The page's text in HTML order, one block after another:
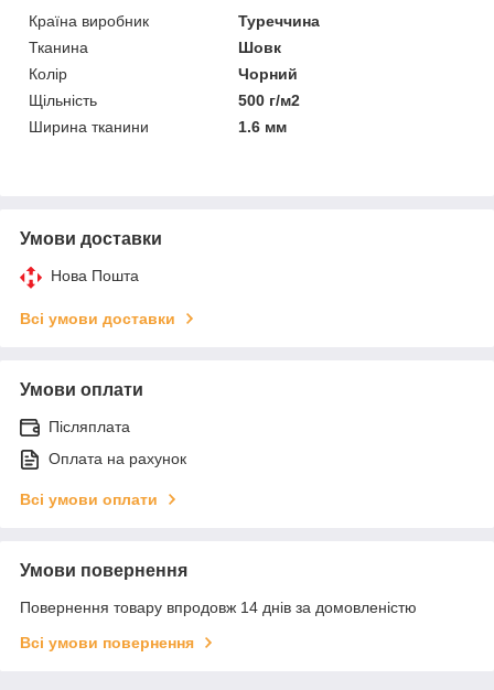
Країна виробник
Туреччина
Тканина
Шовк
Колір
Чорний
Щільність
500 г/м2
Ширина тканини
1.6 мм
Умови доставки
Нова Пошта
Всі умови доставки
Умови оплати
Післяплата
Оплата на рахунок
Всі умови оплати
Умови повернення
Повернення товару впродовж 14 днів за домовленістю
Всі умови повернення